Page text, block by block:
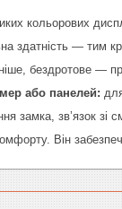
кольорових
здатність — тим
бездротове —
або панелей:
замка, зв’язок зі
Він